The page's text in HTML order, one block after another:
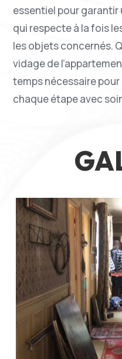
essentiel pour
qui respecte à la fois
les objets concernés.
vidage de
temps nécessaire
chaque étape avec